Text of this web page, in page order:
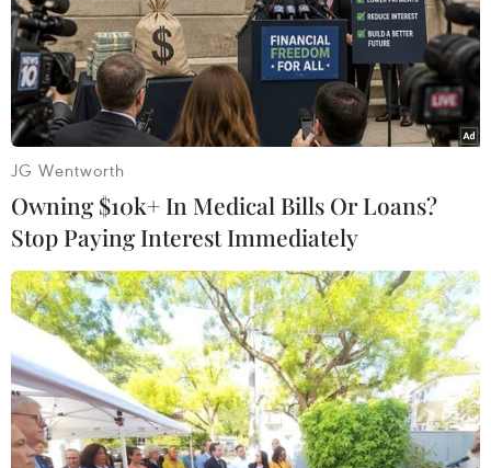
Kết luận thanh tra về cơ sở nhà, đất
dôi dư sau sắp xếp tại thành phố Hải
Phòng
08/08/2026 12:53
Động lực mới cho hợp tác thương
mại Việt Nam-Australia
08/08/2026 12:20
Sửa đổi Luật Dầu khí: Phân cấp,
phân quyền nhưng phải kiểm soát
JG Wentworth
Owning $10k+ In Medical Bills Or Loans?
Stop Paying Interest Immediately